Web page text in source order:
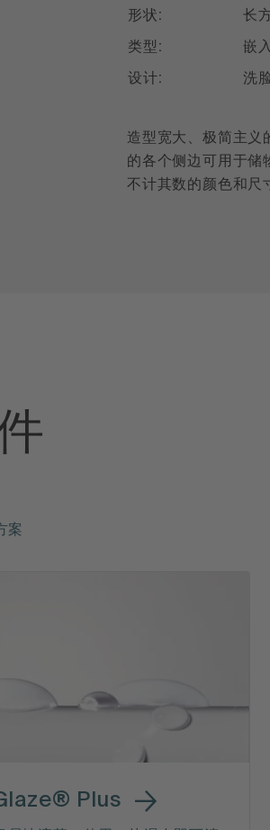
形状: 长
类型: 嵌
设计: 洗
造型宽大、极简主义
的各个侧边可用于储
不计其数的颜色和尺
案
Plus